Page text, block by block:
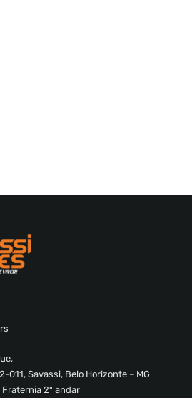
011, Savassi, Belo Horizonte – MG
Fraternia 2º andar